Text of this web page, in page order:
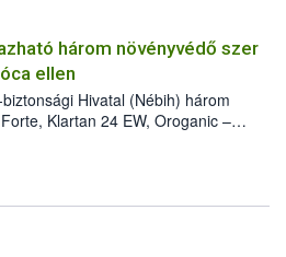
az intézkedéseket a szlovák
a terjedés megállítása érdekében.
három növényvédő szer
ellen
Hivatal (Nébih) három
Klartan 24 EW, Oroganic –
így azok a szüretet követően,
91) stádiumáig
a károsító elleni további
és ökológiai termesztésben is